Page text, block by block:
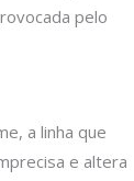
pelo
a linha que
e altera